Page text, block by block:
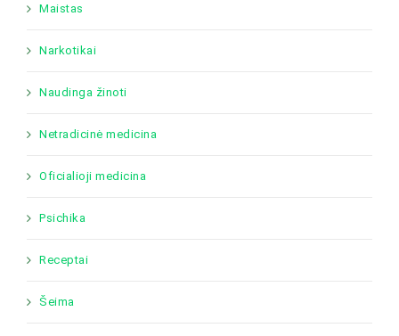
Maistas
Narkotikai
Naudinga žinoti
Netradicinė medicina
Oficialioji medicina
Psichika
Receptai
Šeima